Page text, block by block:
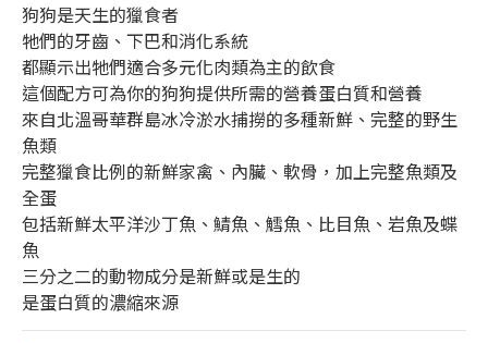
狗狗是天生的獵食者
牠們的牙齒、下巴和消化系統
都顯示出牠們適合多元化肉類為主的飲食
這個配方可為你的狗狗提供所需的營養蛋白質和營養
來自北溫哥華群島冰冷淤水捕撈的多種新鮮、完整的野生
魚類
完整獵食比例的新鮮家禽、內臟、軟骨，加上完整魚類及
全蛋
包括新鮮太平洋沙丁魚、鯖魚、鱈魚、比目魚、岩魚及蝶
魚
三分之二的動物成分是新鮮或是生的
是蛋白質的濃縮來源